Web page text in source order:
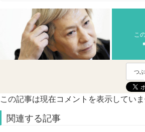
こ
つぶ
この記事は現在コメントを表示していま
関連する記事